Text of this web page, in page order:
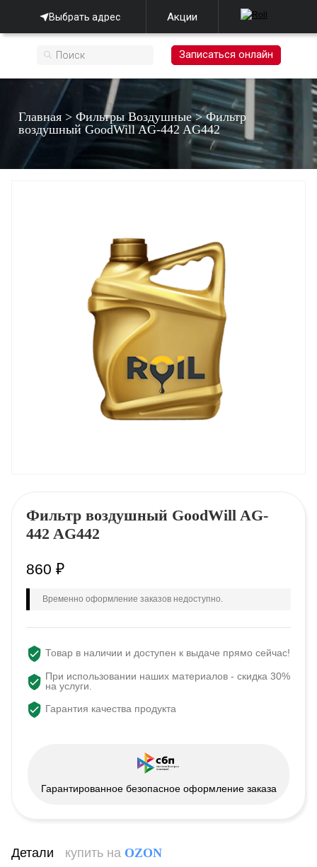
Выбрать адрес Акции
Записаться онлайн
Главная >Фильтры Воздушные>Фильтр
воздушный GооdWill AG-442 AG442
Фильтр воздушный GооdWill AG-
442 AG442
860 ₽
Временно оформление заказов недоступно.
Товар в наличии и доступен к выдаче прямо сейчас!
При использовании наших материалов - скидка 30%
на услуги.
Гарантия качества продукта
Гарантированное безопасное оформление заказа
Детали купить на OZON